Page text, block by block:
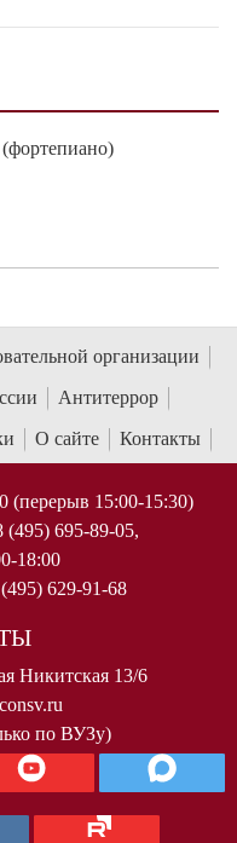
организации
Антитеррор
О сайте Контакты
(перерыв 15:00-15:30)
(495) 695-89-05,
18:00
629-91-68
Никитская 13/6
по ВУЗу)